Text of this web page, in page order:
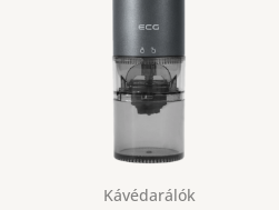
Kávédarálók